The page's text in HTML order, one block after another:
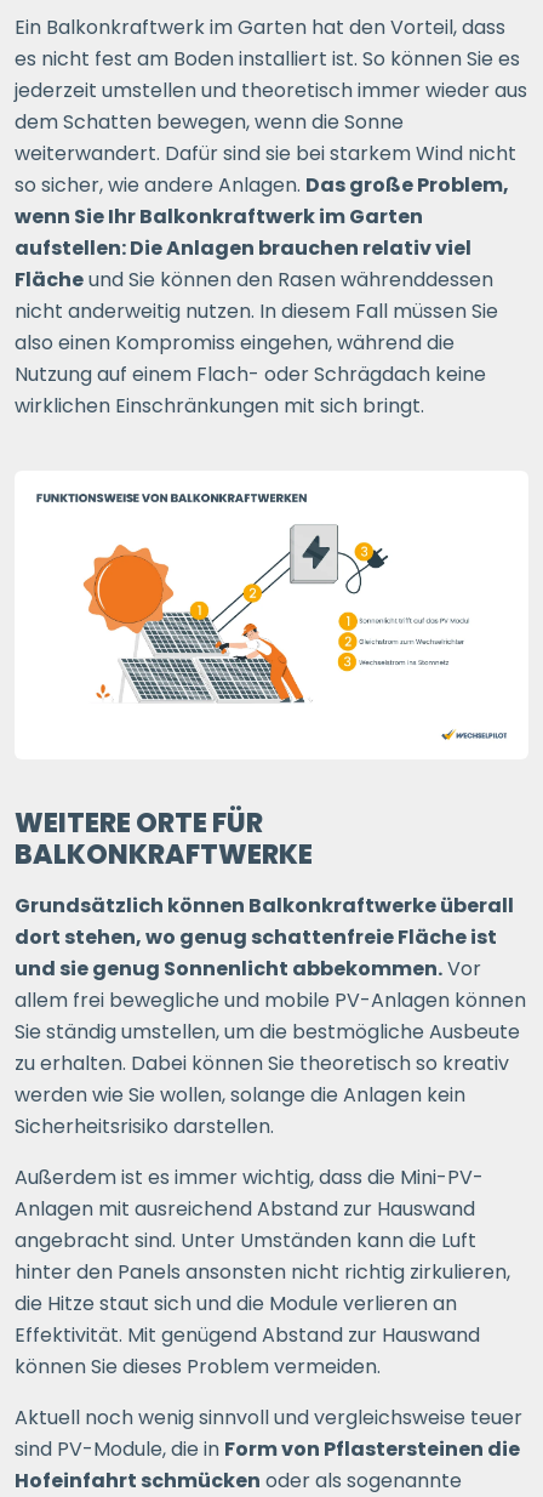
Ein Balkonkraftwerk im Garten hat den Vorteil, dass
es nicht fest am Boden installiert ist. So können Sie es
jederzeit umstellen und theoretisch immer wieder aus
dem Schatten bewegen, wenn die Sonne
weiterwandert. Dafür sind sie bei starkem Wind nicht
so sicher, wie andere Anlagen. Das große Problem,
wenn Sie Ihr Balkonkraftwerk im Garten
aufstellen: Die Anlagen brauchen relativ viel
Flächeund Sie können den Rasen währenddessen
nicht anderweitig nutzen. In diesem Fall müssen Sie
also einen Kompromiss eingehen, während die
Nutzung auf einem Flach- oder Schrägdach keine
wirklichen Einschränkungen mit sich bringt.
WEITERE ORTE FÜR
BALKONKRAFTWERKE
Grundsätzlich können Balkonkraftwerke überall
dort stehen, wo genug schattenfreie Fläche ist
und sie genug Sonnenlicht abbekommen.Vor
allem frei bewegliche und mobile PV-Anlagen können
Sie ständig umstellen, um die bestmögliche Ausbeute
zu erhalten. Dabei können Sie theoretisch so kreativ
werden wie Sie wollen, solange die Anlagen kein
Sicherheitsrisiko darstellen.
Außerdem ist es immer wichtig, dass die Mini-PV-
Anlagen mit ausreichend Abstand zur Hauswand
angebracht sind. Unter Umständen kann die Luft
hinter den Panels ansonsten nicht richtig zirkulieren,
die Hitze staut sich und die Module verlieren an
Effektivität. Mit genügend Abstand zur Hauswand
können Sie dieses Problem vermeiden.
Aktuell noch wenig sinnvoll und vergleichsweise teuer
sind PV-Module, die in Form von Pflastersteinen die
Hofeinfahrt schmücken oder als sogenannte